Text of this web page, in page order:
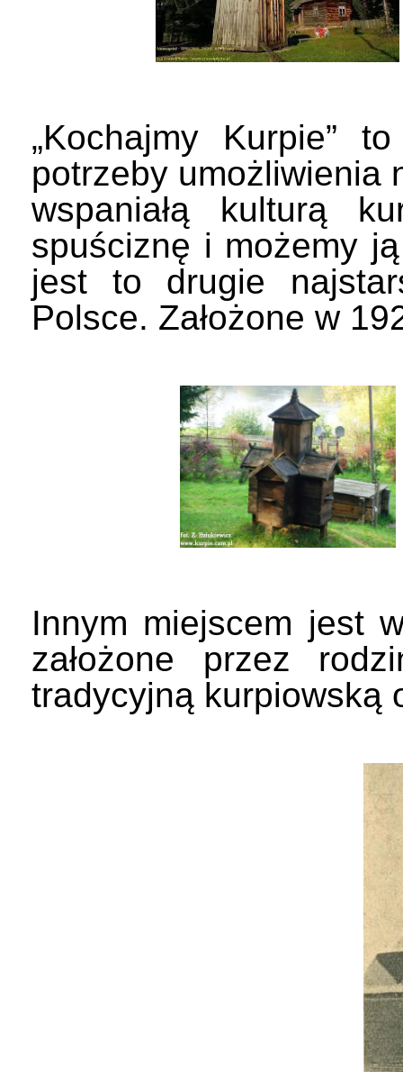
„Kochajmy Kurpie”
potrzeby umożliwienia
wspaniałą kulturą
spuściznę i możemy
jest to drugie
Polsce. Założone w
Innym miejscem jest
założone przez
tradycyjną kurpiowską